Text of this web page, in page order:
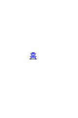
홈